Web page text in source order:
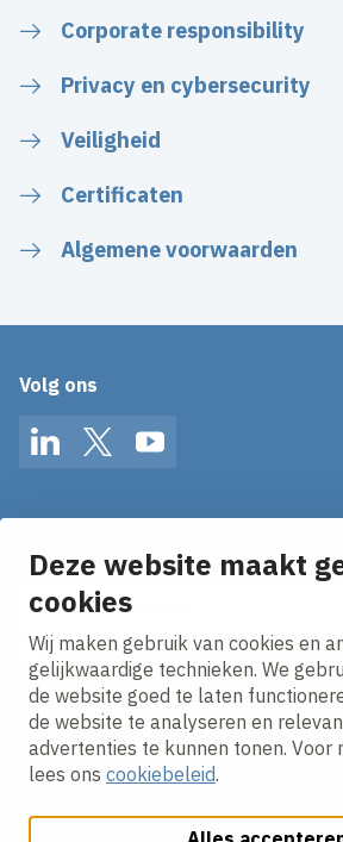
Deze website maakt
cookies
Wij maken gebruik van cookies en
gelijkwaardige technieken. We
de website goed te laten
de website te analyseren en
advertenties te kunnen tonen. Voor
lees ons cookiebeleid.
Corporate responsibility
Privacy en cybersecurity
Veiligheid
Certificaten
Algemene voorwaarden
Volg ons
LinkedInTwitterYouTube
Ontvang onze nieuws alerts in je
E-mailadres
Ik ga akkoord met hetprivacy